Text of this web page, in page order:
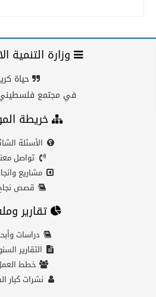
وزارة التنمية
حياة
في مجتمع
خريطة
الأسئلة
تواصل
مشاريع
قصص
تقارير
دراسات
التقارير
خطط
نشرات كبار